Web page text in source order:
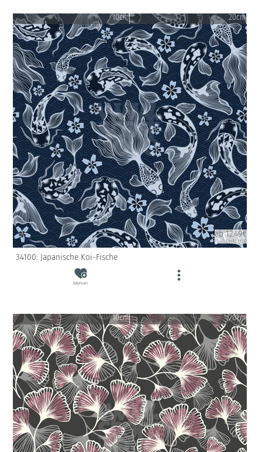
10cm 20cm
ab 12.49€
(inkl. USt)
34100: Japanische Koi-Fische
Merken
10cm 20cm